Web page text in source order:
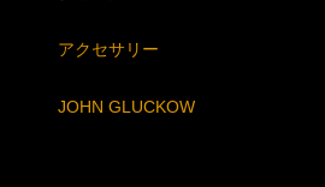
アクセサリー
JOHN GLUCKOW